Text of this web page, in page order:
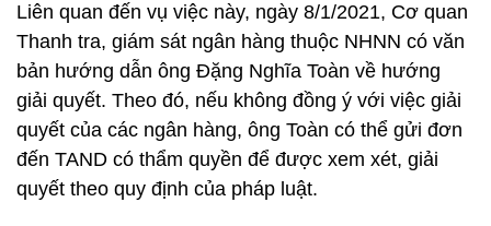
Liên quan đến vụ việc này, ngày 8/1/2021, Cơ quan
Thanh tra, giám sát ngân hàng thuộc NHNN có văn
bản hướng dẫn ông Đặng Nghĩa Toàn về hướng
giải quyết. Theo đó, nếu không đồng ý với việc giải
quyết của các ngân hàng, ông Toàn có thể gửi đơn
đến TAND có thẩm quyền để được xem xét, giải
quyết theo quy định của pháp luật.